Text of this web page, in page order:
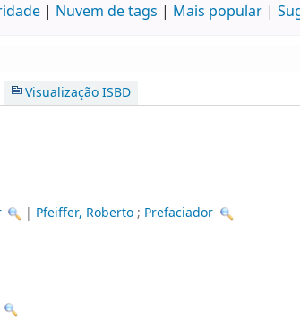
Nuvem de tags Mais popular
Visualização ISBD
| Pfeiffer, Roberto; Prefaciador